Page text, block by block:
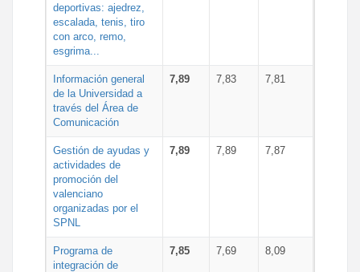
deportivas: ajedrez,
escalada, tenis, tiro
con arco, remo,
esgrima...
Información general
de la Universidad a
través del Área de
Comunicación
7,89 7,83 7,81
Gestión de ayudas y
actividades de
promoción del
valenciano
organizadas por el
SPNL
7,89 7,89 7,87
Programa de
integración de
7,85 7,69 8,09